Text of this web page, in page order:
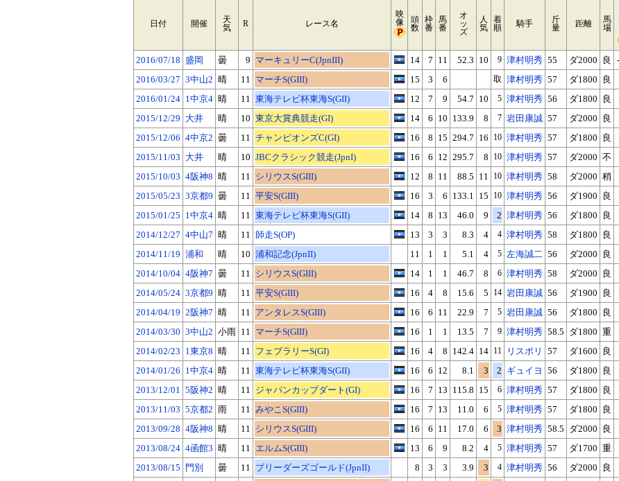
日付 開催
天
気
R レース名
映
像
頭
数
枠
番
馬
番
オ
ッ
ズ
人
気
着
順
騎手
斤
量
距離
馬
場
2016/07/18 盛岡 曇 9 マーキュリーC(JpnIII) 14 7 11 52.3 10 9 津村明秀 55 ダ2000 良
2016/03/27 3中山2 晴 11 マーチS(GIII) 15 3 6 取 津村明秀 57 ダ1800 良
2016/01/24 1中京4 晴 11 東海テレビ杯東海S(GII) 12 7 9 54.7 10 5 津村明秀 56 ダ1800 良
2015/12/29 大井 晴 10 東京大賞典競走(GI) 14 6 10 133.9 8 7 岩田康誠 57 ダ2000 良
2015/12/06 4中京2 曇 11 チャンピオンズC(GI) 16 8 15 294.7 16 10 津村明秀 57 ダ1800 良
2015/11/03 大井 晴 10 JBCクラシック競走(JpnI) 16 6 12 295.7 8 10 津村明秀 57 ダ2000 不
2015/10/03 4阪神8 晴 11 シリウスS(GIII) 12 8 11 88.5 11 10 津村明秀 58 ダ2000 稍
2015/05/23 3京都9 曇 11 平安S(GIII) 16 3 6 133.1 15 10 津村明秀 56 ダ1900 良
2015/01/25 1中京4 晴 11 東海テレビ杯東海S(GII) 14 8 13 46.0 9 2 津村明秀 56 ダ1800 良
2014/12/27 4中山7 晴 11 師走S(OP) 13 3 3 8.3 4 4 津村明秀 58 ダ1800 良
2014/11/19 浦和 晴 10 浦和記念(JpnII) 11 1 1 5.1 4 5 左海誠二 56 ダ2000 良
2014/10/04 4阪神7 曇 11 シリウスS(GIII) 14 1 1 46.7 8 6 津村明秀 58 ダ2000 良
2014/05/24 3京都9 晴 11 平安S(GIII) 16 4 8 15.6 5 14 岩田康誠 56 ダ1900 良
2014/04/19 2阪神7 晴 11 アンタレスS(GIII) 16 6 11 22.9 7 5 岩田康誠 56 ダ1800 良
2014/03/30 3中山2 小雨 11 マーチS(GIII) 16 1 1 13.5 7 9 津村明秀 58.5 ダ1800 重
2014/02/23 1東京8 晴 11 フェブラリーS(GI) 16 4 8 142.4 14 11 リスポリ 57 ダ1600 良
2014/01/26 1中京4 晴 11 東海テレビ杯東海S(GII) 16 6 12 8.1 3 2 ギュイヨ 56 ダ1800 良
2013/12/01 5阪神2 晴 11 ジャパンカップダート(GI) 16 7 13 115.8 15 6 津村明秀 57 ダ1800 良
2013/11/03 5京都2 雨 11 みやこS(GIII) 16 7 13 11.0 6 5 津村明秀 57 ダ1800 良
2013/09/28 4阪神8 晴 11 シリウスS(GIII) 16 6 11 17.0 6 3 津村明秀 58.5 ダ2000 良
2013/08/24 4函館3 晴 11 エルムS(GIII) 13 6 9 8.2 4 5 津村明秀 57 ダ1700 重
2013/08/15
門別 曇 11 ブリーダーズゴールド(JpnII) 8 3 3 3.9 3 4 津村明秀 56 ダ2000 良